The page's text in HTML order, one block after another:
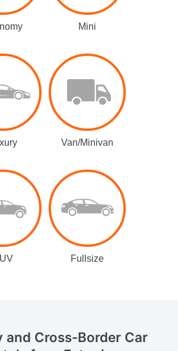
Mini
Van/Minivan
Fullsize
and Cross-Border Car